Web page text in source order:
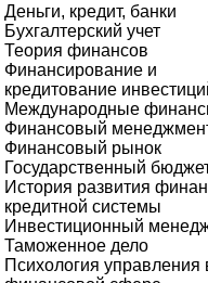
Деньги, кредит, банки
Бухгалтерский учет
Теория финансов
Финансирование и
кредитование
Международные
Финансовый
Финансовый рынок
Государственный
История развития
кредитной системы
Инвестиционный
Таможенное дело
Психология управления